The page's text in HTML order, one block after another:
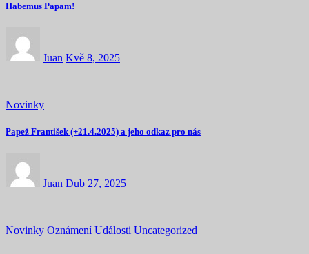
Habemus Papam!
Juan Kvě 8, 2025
Novinky
Papež František (+21.4.2025) a jeho odkaz pro nás
Juan Dub 27, 2025
Novinky Oznámení Události Uncategorized